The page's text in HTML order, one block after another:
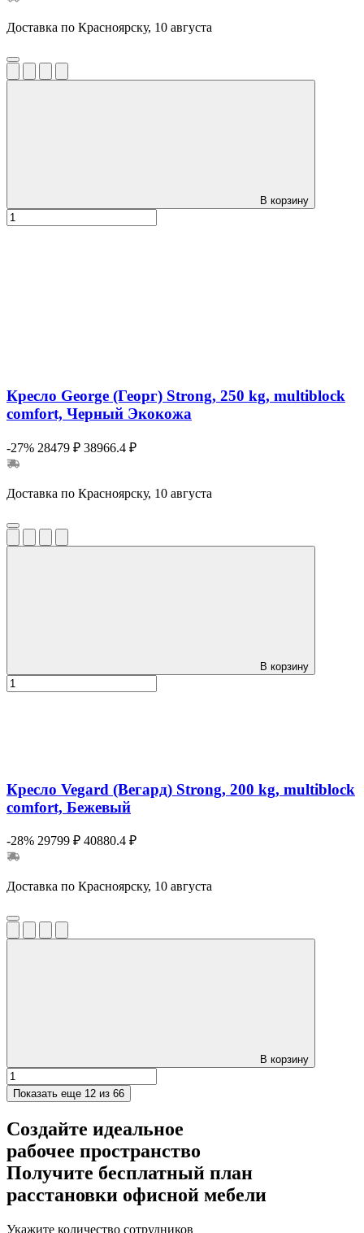
Доставка по Красноярску, 10 августа
В корзину
Кресло George (Георг) Strong, 250 kg, multiblock
comfort, Черный Экокожа
-27% 28479 ₽ 38966.4 ₽
Доставка по Красноярску, 10 августа
В корзину
Кресло Vegard (Вегард) Strong, 200 kg, multiblock
comfort, Бежевый
-28% 29799 ₽ 40880.4 ₽
Доставка по Красноярску, 10 августа
В корзину
Показать еще 12 из 66
Создайте идеальное
рабочее пространство
Получите бесплатный план
расстановки офисной мебели
Укажите количество сотрудников